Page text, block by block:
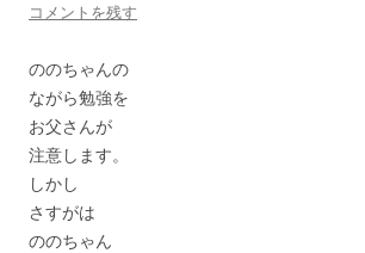
コメントを残す
ののちゃんの
ながら勉強を
お父さんが
注意します。
しかし
さすがは
ののちゃん